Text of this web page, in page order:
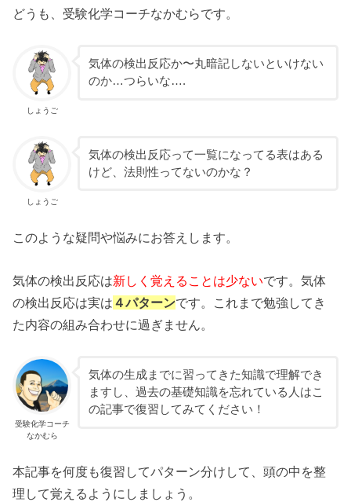
どうも、受験化学コーチなかむらです。
しょうご
気体の検出反応か〜丸暗記しないといけない
のか…つらいな….
しょうご
気体の検出反応って一覧になってる表はある
けど、法則性ってないのかな？
このような疑問や悩みにお答えします。
気体の検出反応は新しく覚えることは少ないです。気体
の検出反応は実は ４パターンです。これまで勉強してき
た内容の組み合わせに過ぎません。
受験化学コーチ
なかむら
気体の生成までに習ってきた知識で理解でき
ますし、過去の基礎知識を忘れている人はこ
の記事で復習してみてください！
本記事を何度も復習してパターン分けして、頭の中を整
理して覚えるようにしましょう。